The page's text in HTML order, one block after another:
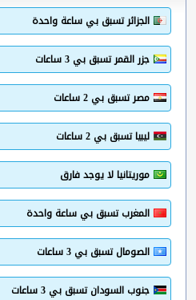
الجزائر تسبق بي ساعة واحدة
جزر القمر تسبق بي 3 ساعات
مصر تسبق بي 2 ساعات
ليبيا تسبق بي 2 ساعات
موريتانيا لا يوجد فارق
المغرب تسبق بي ساعة واحدة
الصومال تسبق بي 3 ساعات
جنوب السودان تسبق بي 3 ساعات